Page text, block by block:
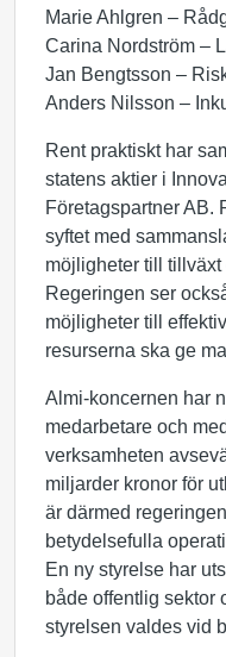
Marie Ahlgren –
Carina Nordström –
Jan Bengtsson –
Anders Nilsson –
Rent praktiskt har
statens aktier i
Företagspartner AB.
syftet med
möjligheter till
Regeringen ser
möjligheter till
resurserna ska ge
Almi-koncernen har
medarbetare och
verksamheten
miljarder kronor för
är därmed
betydelsefulla
En ny styrelse har
både offentlig sektor
styrelsen valdes vid